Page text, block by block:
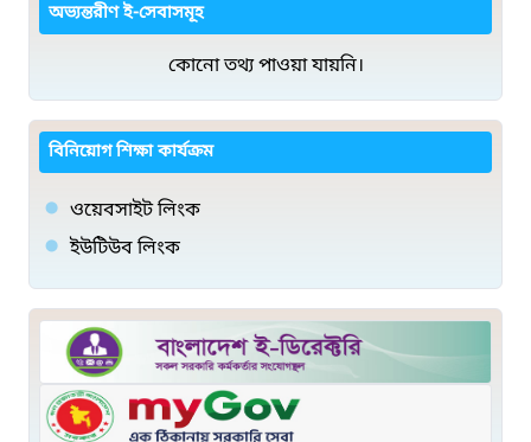
অভ্যন্তরীণ ই-সেবাসমূহ
কোনো তথ্য পাওয়া যায়নি।
বিনিয়োগ শিক্ষা কার্যক্রম
ওয়েবসাইট লিংক
ইউটিউব লিংক